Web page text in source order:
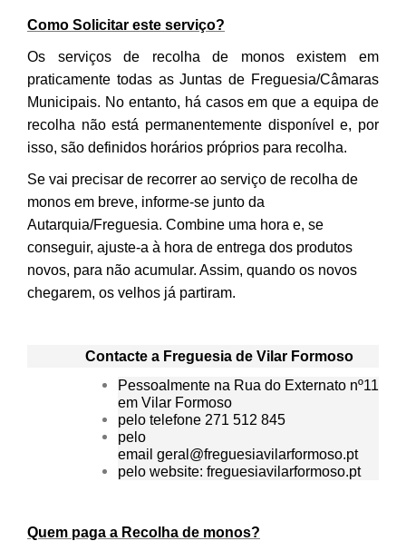
Como Solicitar este serviço?
Os serviços de recolha de monos existem em
praticamente todas as Juntas de Freguesia/Câmaras
Municipais. No entanto, há casos em que a equipa de
recolha não está permanentemente disponível e, por
isso, são definidos horários próprios para recolha.
Se vai precisar de recorrer ao serviço de recolha de
monos em breve, informe-se junto da
Autarquia/Freguesia. Combine uma hora e, se
conseguir, ajuste-a à hora de entrega dos produtos
novos, para não acumular. Assim, quando os novos
chegarem, os velhos já partiram.
Contacte a Freguesia de Vilar Formoso
Pessoalmente na Rua do Externato nº11
em Vilar Formoso
pelo telefone 271 512 845
pelo
email geral@freguesiavilarformoso.pt
pelo website: freguesiavilarformoso.pt
Quem paga a Recolha de monos?